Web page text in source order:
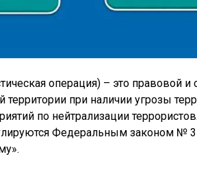
операция) – это правовой
при наличии угрозы
по нейтрализации
Федеральным законом №